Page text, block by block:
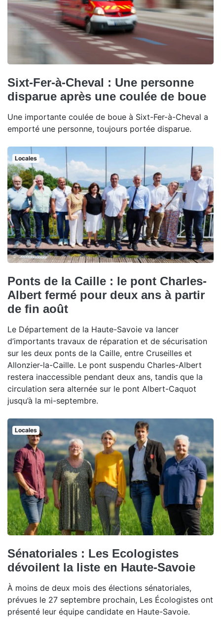
Sixt-Fer-à-Cheval : Une personne
disparue après une coulée de boue
Une importante coulée de boue à Sixt-Fer-à-Cheval a
emporté une personne, toujours portée disparue.
Locales
Ponts de la Caille : le pont Charles-
Albert fermé pour deux ans à partir
de fin août
Le Département de la Haute-Savoie va lancer
d’importants travaux de réparation et de sécurisation
sur les deux ponts de la Caille, entre Cruseilles et
Allonzier-la-Caille. Le pont suspendu Charles-Albert
restera inaccessible pendant deux ans, tandis que la
circulation sera alternée sur le pont Albert-Caquot
jusqu’à la mi-septembre.
Locales
Sénatoriales : Les Ecologistes
dévoilent la liste en Haute-Savoie
À moins de deux mois des élections sénatoriales,
prévues le 27 septembre prochain, Les Écologistes ont
présenté leur équipe candidate en Haute-Savoie.